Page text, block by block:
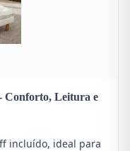
Conforto, Leitura e
incluído, ideal para